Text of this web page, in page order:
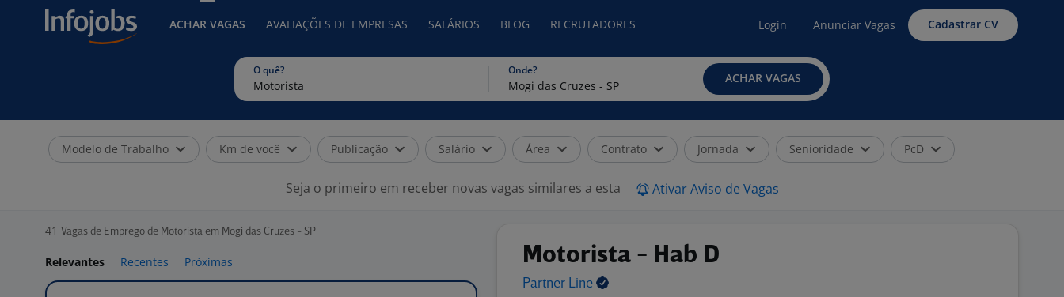
ACHAR VAGAS AVALIAÇÕES DE EMPRESAS SALÁRIOS BLOG RECRUTADORES Login Anunciar Vagas Cadastrar CV
O quê? Onde?
ACHAR VAGAS
Modelo de Trabalho Km de você Publicação Salário Área Contrato Jornada Senioridade PcD
Seja o primeiro em receber novas vagas similares a esta Ativar Aviso de Vagas
41 Vagas de Emprego de Motorista em Mogi das Cruzes - SP
Relevantes Recentes Próximas Motorista - Hab D
Partner Line